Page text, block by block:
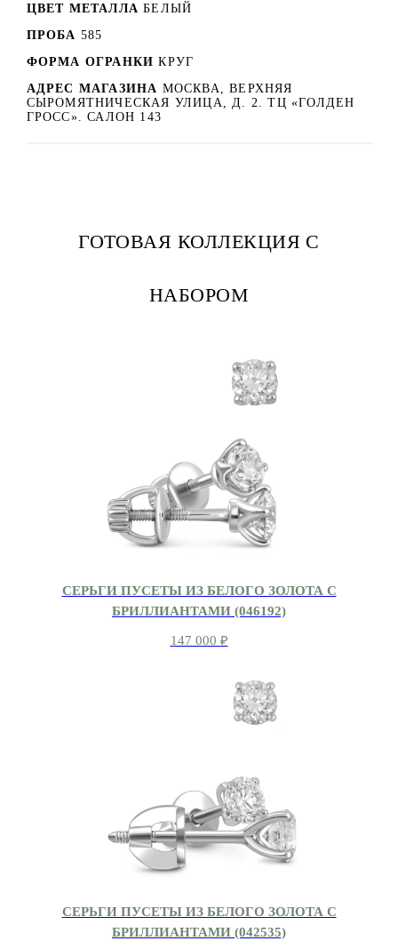
ЦВЕТ МЕТАЛЛА БЕЛЫЙ
ПРОБА 585
ФОРМА ОГРАНКИ КРУГ
АДРЕС МАГАЗИНА МОСКВА, ВЕРХНЯЯ
СЫРОМЯТНИЧЕСКАЯ УЛИЦА, Д. 2. ТЦ «ГОЛДЕН
ГРОСС». САЛОН 143
ГОТОВАЯ КОЛЛЕКЦИЯ С
НАБОРОМ
СЕРЬГИ ПУСЕТЫ ИЗ БЕЛОГО ЗОЛОТА С
БРИЛЛИАНТАМИ (046192)
147 000 ₽
СЕРЬГИ ПУСЕТЫ ИЗ БЕЛОГО ЗОЛОТА С
БРИЛЛИАНТАМИ (042535)